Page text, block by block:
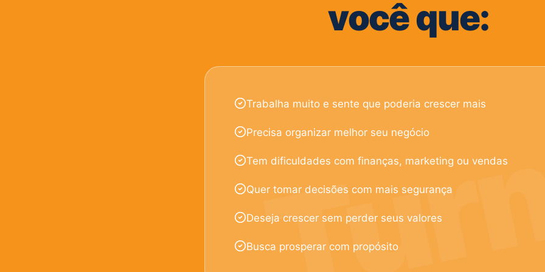
você que:
Trabalha muito e sente que poderia crescer mais
Precisa organizar melhor seu negócio
Tem dificuldades com finanças, marketing ou vendas
Quer tomar decisões com mais segurança
Deseja crescer sem perder seus valores
Busca prosperar com propósito